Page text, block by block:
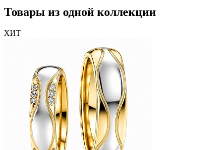
Товары из одной коллекции
ХИТ